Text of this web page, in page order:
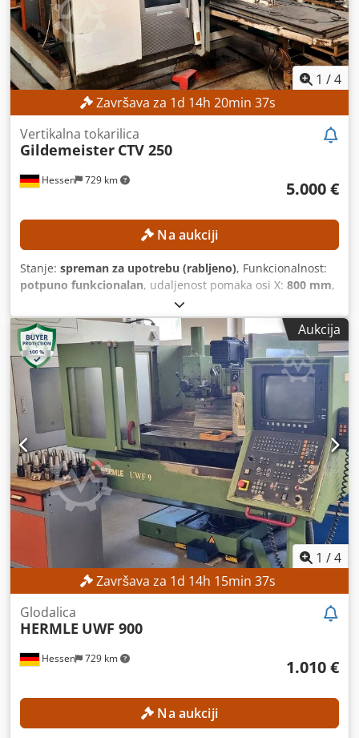
1 /4
Završava za 1d 14h 20min 34s
Hessen 729 km
Vertikalna tokarilica
Gildemeister CTV 250
5.000 €
Na aukciji
Stanje: spreman za upotrebu (rabljeno), Funkcionalnost:
potpuno funkcionalan, udaljenost pomaka osi X: 800 mm,
, vanjski promjer stezne glave:
mm, otvor glavčine:79 mm, broj mjesta u spremniku
alata:12
, Nema minimalne cijene – zajamčena prodaja po
najvišoj ponudi! TEHNIČKE KARAKTERISTIKE Hod po osi X:
800 mm Hod po osi Z: 300 mm Promjer stezne glave: 250
mm Promjer vretena: 170 h5 Promjer vretena u prednjem
ležaju: 120 mm Promjer otvora vretena: 79 mm Broj
pozicija za alate: 12 Dwjdjzpxf Uspfx Af Sea OPREMA Os C
Aukcija
1 /4
Završava za 1d 14h 15min 34s
Hessen 729 km
Glodalica
HERMLE UWF 900
1.010 €
Na aukciji